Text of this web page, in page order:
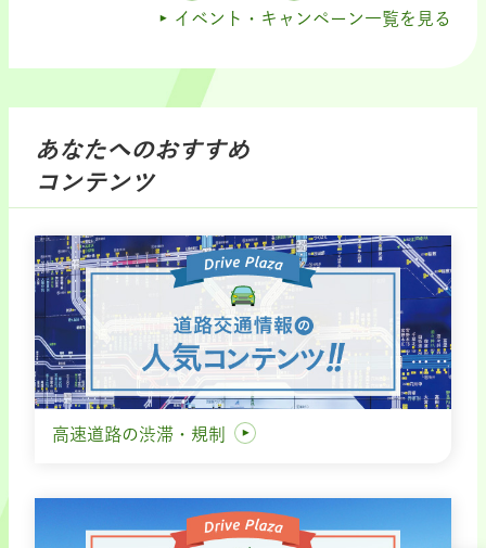
イベント・キャンペーン一覧を見る
あなたへのおすすめ
コンテンツ
高速道路の渋滞・規制